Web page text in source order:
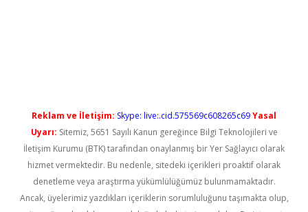
Reklam ve İletişim: Skype: live:.cid.575569c608265c69Yasal
Uyarı: Sitemiz, 5651 Sayılı Kanun gereğince Bilgi Teknolojileri ve
İletişim Kurumu (BTK) tarafından onaylanmış bir Yer Sağlayıcı olarak
hizmet vermektedir. Bu nedenle, sitedeki içerikleri proaktif olarak
denetleme veya araştırma yükümlülüğümüz bulunmamaktadır.
Ancak, üyelerimiz yazdıkları içeriklerin sorumluluğunu taşımakta olup,